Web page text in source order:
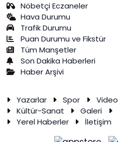
Nöbetçi Eczaneler
Hava Durumu
Trafik Durumu
Puan Durumu ve Fikstür
Tüm Manşetler
Son Dakika Haberleri
Haber Arşivi
Yazarlar Spor Video
Kültür-Sanat
Galeri
Yerel Haberler
İletişim